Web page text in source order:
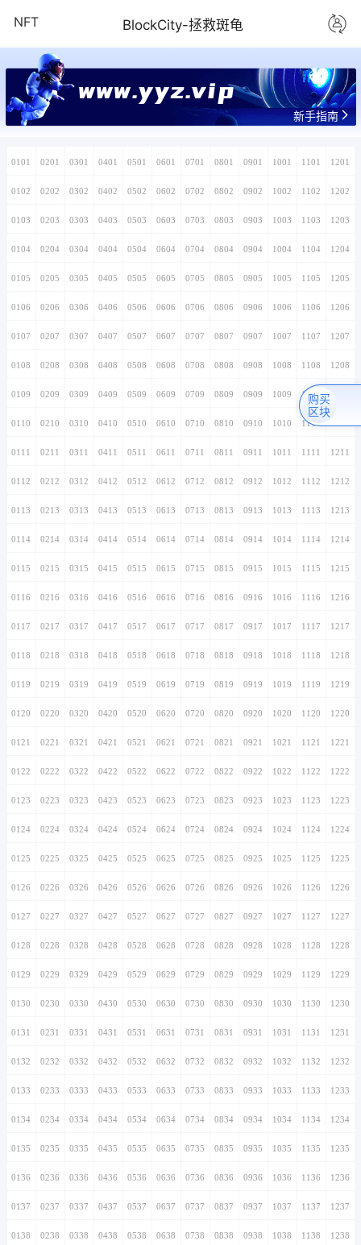
NFT BlockCity-拯救斑龟
www.yyz.vip
新手指南
0101 0201 0301 0401 0501 0601 0701 0801 0901 1001 1101 1201
0102 0202 0302 0402 0502 0602 0702 0802 0902 1002 1102 1202
0103 0203 0303 0403 0503 0603 0703 0803 0903 1003 1103 1203
0104 0204 0304 0404 0504 0604 0704 0804 0904 1004 1104 1204
0105 0205 0305 0405 0505 0605 0705 0805 0905 1005 1105 1205
0106 0206 0306 0406 0506 0606 0706 0806 0906 1006 1106 1206
0107 0207 0307 0407 0507 0607 0707 0807 0907 1007 1107 1207
0108 0208 0308 0408 0508 0608 0708 0808 0908 1008 1108 1208
0109 0209 0309 0409 0509 0609 0709 0809 0909 1009 1109
0110 0210 0310 0410 0510 0610 0710 0810 0910 1010 1110
0111 0211 0311 0411 0511 0611 0711 0811 0911 1011 1111 1211
0112 0212 0312 0412 0512 0612 0712 0812 0912 1012 1112 1212
0113 0213 0313 0413 0513 0613 0713 0813 0913 1013 1113 1213
0114 0214 0314 0414 0514 0614 0714 0814 0914 1014 1114 1214
0115 0215 0315 0415 0515 0615 0715 0815 0915 1015 1115 1215
0116 0216 0316 0416 0516 0616 0716 0816 0916 1016 1116 1216
0117 0217 0317 0417 0517 0617 0717 0817 0917 1017 1117 1217
0118 0218 0318 0418 0518 0618 0718 0818 0918 1018 1118 1218
0119 0219 0319 0419 0519 0619 0719 0819 0919 1019 1119 1219
0120 0220 0320 0420 0520 0620 0720 0820 0920 1020 1120 1220
0121 0221 0321 0421 0521 0621 0721 0821 0921 1021 1121 1221
0122 0222 0322 0422 0522 0622 0722 0822 0922 1022 1122 1222
0123 0223 0323 0423 0523 0623 0723 0823 0923 1023 1123 1223
0124 0224 0324 0424 0524 0624 0724 0824 0924 1024 1124 1224
0125 0225 0325 0425 0525 0625 0725 0825 0925 1025 1125 1225
0126 0226 0326 0426 0526 0626 0726 0826 0926 1026 1126 1226
0127 0227 0327 0427 0527 0627 0727 0827 0927 1027 1127 1227
0128 0228 0328 0428 0528 0628 0728 0828 0928 1028 1128 1228
0129 0229 0329 0429 0529 0629 0729 0829 0929 1029 1129 1229
0130 0230 0330 0430 0530 0630 0730 0830 0930 1030 1130 1230
0131 0231 0331 0431 0531 0631 0731 0831 0931 1031 1131 1231
0132 0232 0332 0432 0532 0632 0732 0832 0932 1032 1132 1232
0133 0233 0333 0433 0533 0633 0733 0833 0933 1033 1133 1233
0134 0234 0334 0434 0534 0634 0734 0834 0934 1034 1134 1234
0135 0235 0335 0435 0535 0635 0735 0835 0935 1035 1135 1235
0136 0236 0336 0436 0536 0636 0736 0836 0936 1036 1136 1236
0137 0237 0337 0437 0537 0637 0737 0837 0937 1037 1137 1237
0138 0238 0338 0438 0538 0638 0738 0838 0938 1038 1138 1238
购买
区块